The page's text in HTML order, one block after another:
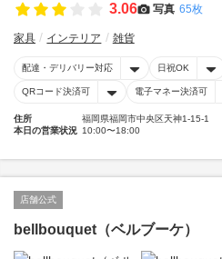
3.06 写真 65枚
家具 インテリア 雑貨
配達・デリバリー対応 日祝OK
QRコード決済可 電子マネー決済可
住所
福岡県福岡市中央区天神1-15-1
本日の営業状況 10:00〜18:00
店舗公式
bellbouquet（ベルブーケ）